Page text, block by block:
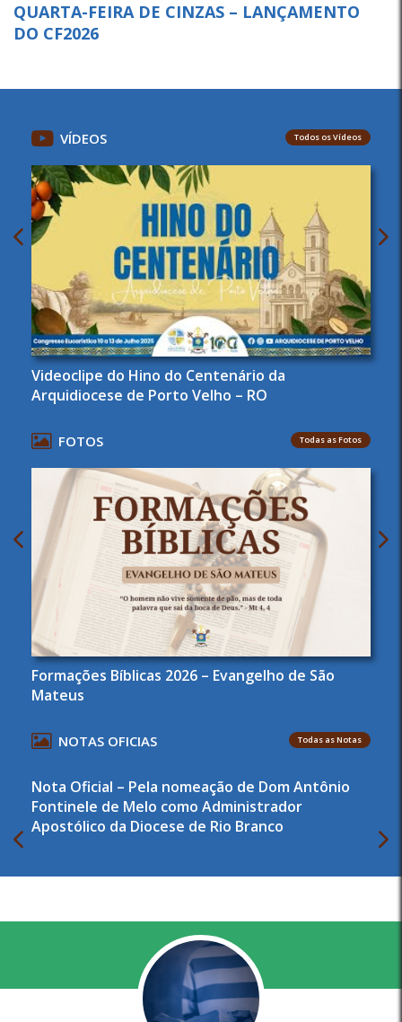
QUARTA-FEIRA DE CINZAS – LANÇAMENTO
DO CF2026
VÍDEOS Todos os Vídeos
Videoclipe do Hino do Centenário da
Arquidiocese de Porto Velho – RO
FOTOS Todas as Fotos
Formações Bíblicas 2026 – Evangelho de São
Mateus
NOTAS OFICIAS Todas as Notas
Nota Oficial – Pela nomeação de Dom Antônio
Fontinele de Melo como Administrador
Apostólico da Diocese de Rio Branco